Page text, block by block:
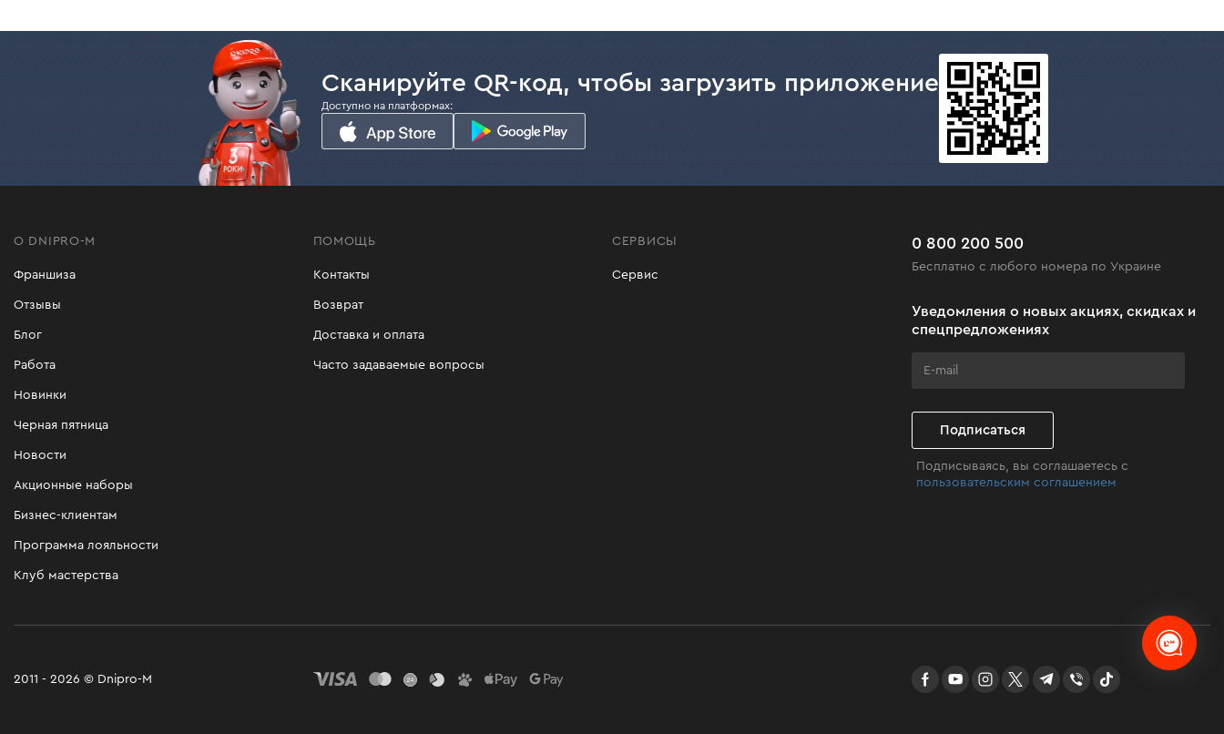
Сканируйте QR-код, чтобы загрузить приложение
Доступно на платформах:
О DNIPRO-M
Франшиза
Отзывы
Блог
Работа
Новинки
Черная пятница
Новости
Акционные наборы
Бизнес-клиентам
Программа лояльности
Клуб мастерства
ПОМОЩЬ
Контакты
Возврат
Доставка и оплата
Часто задаваемые вопросы
СЕРВИСЫ
Сервис
0 800 200 500
Бесплатно с любого номера по Украине
Уведомления о новых акциях, скидках и
спецпредложениях
Подписаться
Подписываясь, вы соглашаетесь с
пользовательским соглашением
2011 - 2026 © Dnipro-M facebookyoutubeinstagramtwittertelegram
Viber TikTok